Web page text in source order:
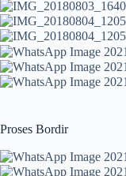
Proses Bordir